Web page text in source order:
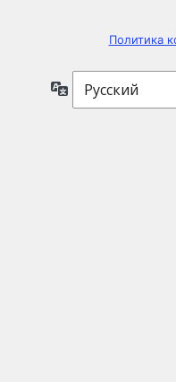
Политика
Язык